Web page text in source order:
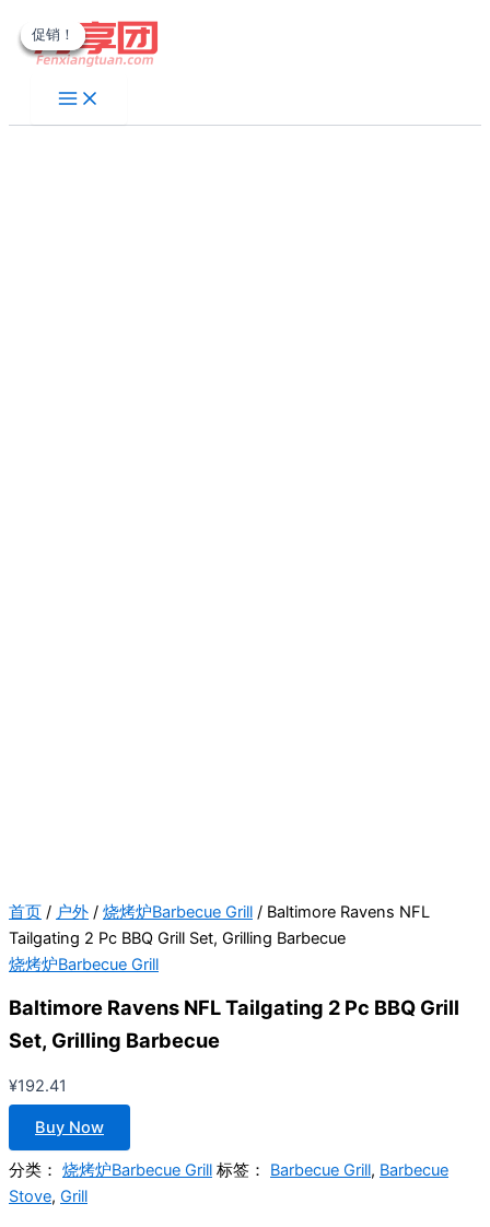
至
首页 / 户外 / 烧烤炉Barbecue Grill / Baltimore Ravens NFL
Tailgating 2 Pc BBQ Grill Set, Grilling Barbecue
烧烤炉Barbecue Grill
Baltimore Ravens NFL Tailgating 2 Pc BBQ Grill
Set, Grilling Barbecue
¥192.41
Buy Now
分类： 烧烤炉Barbecue Grill 标签： Barbecue Grill, Barbecue
Stove, Grill
促销！
促销！
促销！
促销！